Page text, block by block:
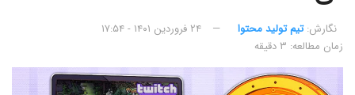
نگارش:‌ تیم تولید محتوا
۲۴ فروردین ۱۴۰۱ - ۱۷:۵۴
زمان مطالعه: ۳ دقیقه